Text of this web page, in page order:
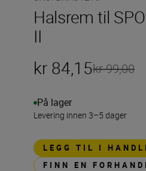
Halsrem til
II
kr 84,15kr 99,00
På lager
Levering innen 3–5 dager
LEGG TIL I
FINN EN